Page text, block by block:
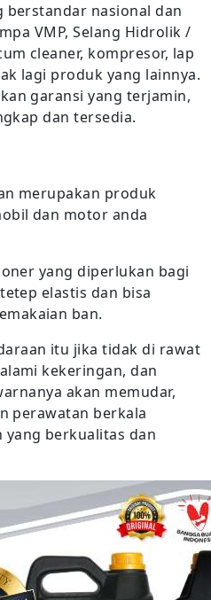
berstandar nasional dan
VMP, Selang Hidrolik /
cleaner, kompresor, lap
lagi produk yang lainnya.
garansi yang terjamin,
dan tersedia.
merupakan produk
dan motor anda
yang diperlukan bagi
elastis dan bisa
ban.
itu jika tidak di rawat
kekeringan, dan
akan memudar,
perawatan berkala
yang berkualitas dan